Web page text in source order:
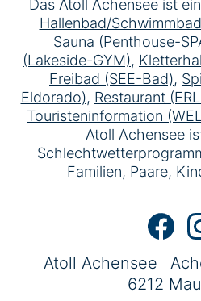
Das Atoll Achensee ist
Hallenbad/
Sauna (Penthouse-
(Lakeside-GYM),
Freibad (SEE-Bad),
Eldorado), Restaurant
Touristeninformation
Atoll Achensee
Familien, Paare,
Atoll Achensee
6212